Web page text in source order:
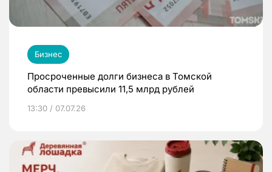
Бизнес
Просроченные долги бизнеса в Томской
области превысили 11,5 млрд рублей
13:30 / 07.07.26